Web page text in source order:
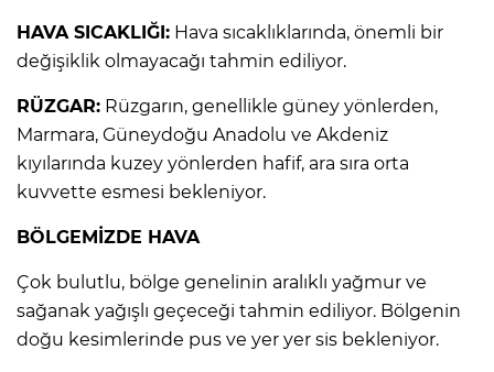
HAVA SICAKLIĞI: Hava sıcaklıklarında, önemli bir
değişiklik olmayacağı tahmin ediliyor.
RÜZGAR: Rüzgarın, genellikle güney yönlerden,
Marmara, Güneydoğu Anadolu ve Akdeniz
kıyılarında kuzey yönlerden hafif, ara sıra orta
kuvvette esmesi bekleniyor.
BÖLGEMİZDE HAVA
Çok bulutlu, bölge genelinin aralıklı yağmur ve
sağanak yağışlı geçeceği tahmin ediliyor. Bölgenin
doğu kesimlerinde pus ve yer yer sis bekleniyor.